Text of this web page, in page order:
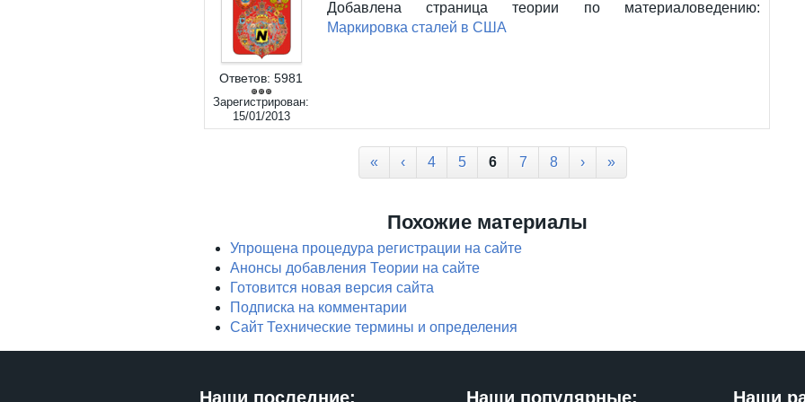
Ответов: 5981
Зарегистрирован:
15/01/2013
Добавлена страница теории по материаловедению:
Маркировка сталей в США
« ‹ 4 5 6 7 8 › »
Похожие материалы
Упрощена процедура регистрации на сайте
Анонсы добавления Теории на сайте
Готовится новая версия сайта
Подписка на комментарии
Сайт Технические термины и определения
Наши последние: Наши популярные: Наши